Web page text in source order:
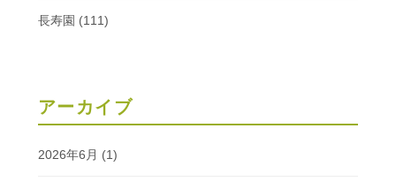
長寿園 (111)
アーカイブ
2026年6月 (1)